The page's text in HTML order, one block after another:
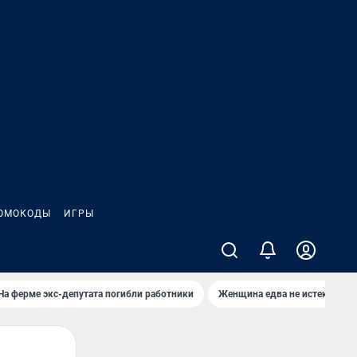
ИГРЫ
ферме экс-депутата погибли работники Женщина едва не истекла